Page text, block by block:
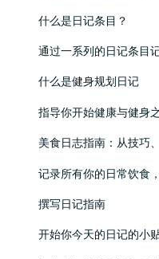
什么是日记条目？
通过一系列的日记条目
什么是健身规划日记
指导你开始健康与健身
美食日志指南：从技巧
记录所有你的日常饮食
撰写日记指南
开始你今天的日记的小